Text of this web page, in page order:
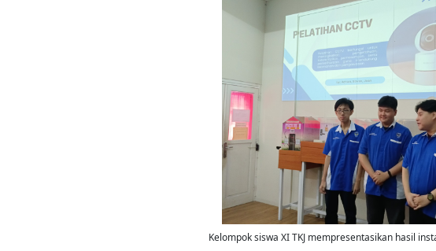
Kelompok siswa XI TKJ mempresentasikan hasil